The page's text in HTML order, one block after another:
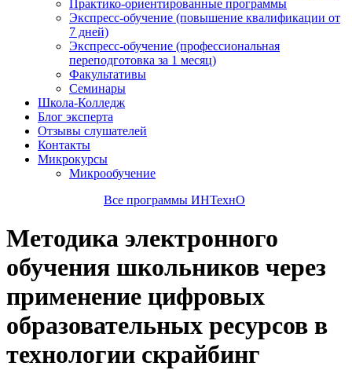
Практико-ориентированные программы
Экспресс-обучение (повышение квалификации от
7 дней)
Экспресс-обучение (профессиональная
переподготовка за 1 месяц)
Факультативы
Семинары
Школа-Колледж
Блог эксперта
Отзывы слушателей
Контакты
Микрокурсы
Микрообучение
Все программы ИНТехнО
Методика электронного
обучения школьников через
применение цифровых
образовательных ресурсов в
технологии скрайбинг